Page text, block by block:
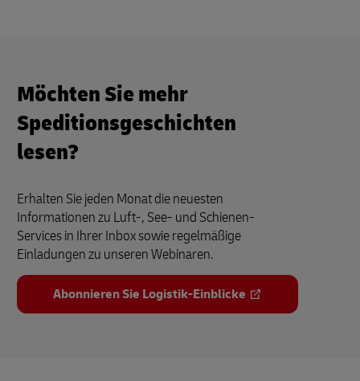
Möchten Sie mehr
Speditionsgeschichten
lesen?
Erhalten Sie jeden Monat die neuesten
Informationen zu Luft-, See- und Schienen-
Services in Ihrer Inbox sowie regelmäßige
Einladungen zu unseren Webinaren.
Abonnieren Sie Logistik-Einblicke